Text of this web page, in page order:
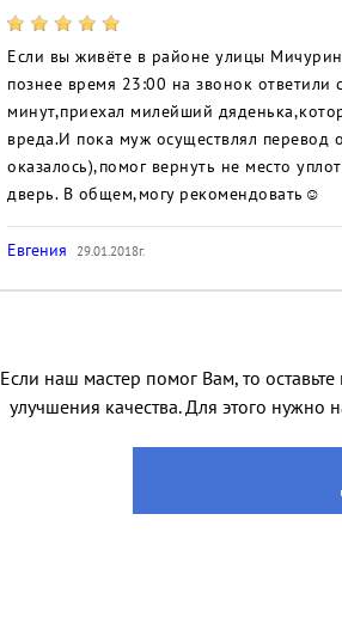
Если вы живёте в районе улицы
познее время 23:00 на звонок ответили
минут,приехал милейший
вреда.И пока муж осуществлял перевод
оказалось),помог вернуть не место
дверь. В общем,могу рекомендовать☺️
Евгения 29.01.2018г.
Если наш мастер помог Вам, то
улучшения качества. Для этого нужно